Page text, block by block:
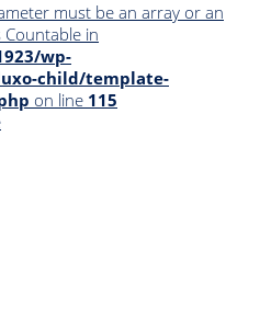
must be an array or an
in
wp-
child/template-
on line 115